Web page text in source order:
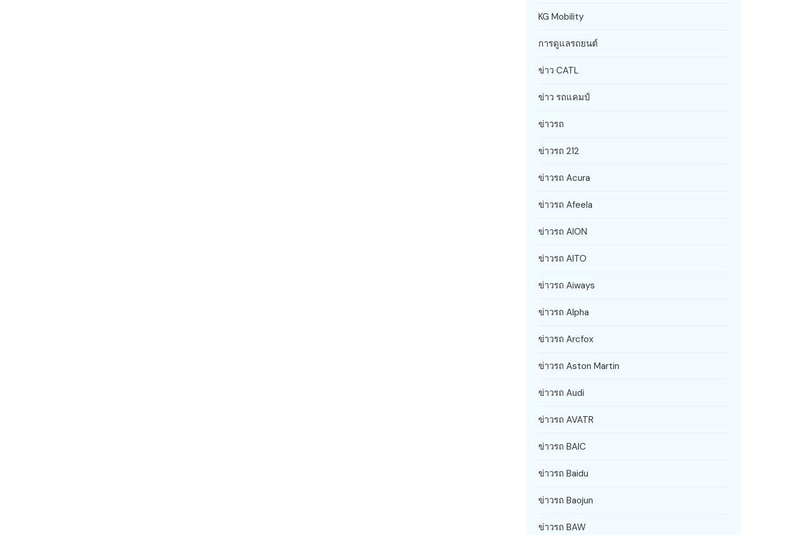
KG Mobility
การดูแลรถยนต์
ข่าว CATL
ข่าว รถแคมป์
ข่าวรถ
ข่าวรถ 212
ข่าวรถ Acura
ข่าวรถ Afeela
ข่าวรถ AION
ข่าวรถ AITO
ข่าวรถ Aiways
ข่าวรถ Alpha
ข่าวรถ Arcfox
ข่าวรถ Aston Martin
ข่าวรถ Audi
ข่าวรถ AVATR
ข่าวรถ BAIC
ข่าวรถ Baidu
ข่าวรถ Baojun
ข่าวรถ BAW